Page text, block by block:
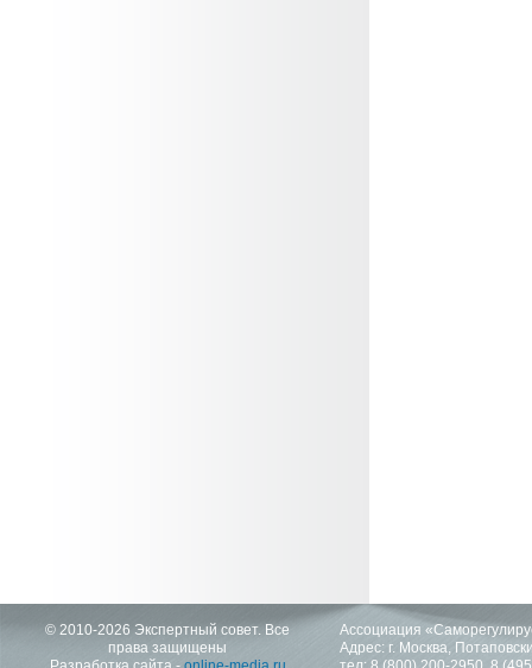
© 2010-2026 Экспертный совет. Все
права защищены
Ассоциация
Адрес: г. Москва,